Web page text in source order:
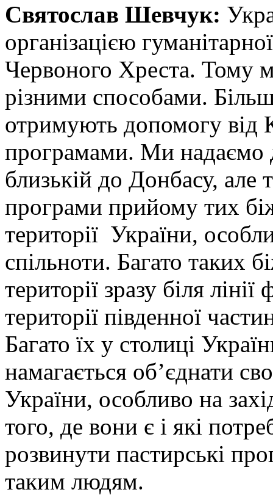
Святослав Шевчук:
організацією
Червоного Хреста. Тому
різними способами.
отримують допомогу від
програмами. Ми надаємо
близькій до Донбасу, але
програми прийому тих
території України,
спільноти. Багато таких
території зразу біля
території південної
Багато їх у столиці
намагається об’єднати
України, особливо на
того, де вони є і які
розвинути пастирські
таким людям.